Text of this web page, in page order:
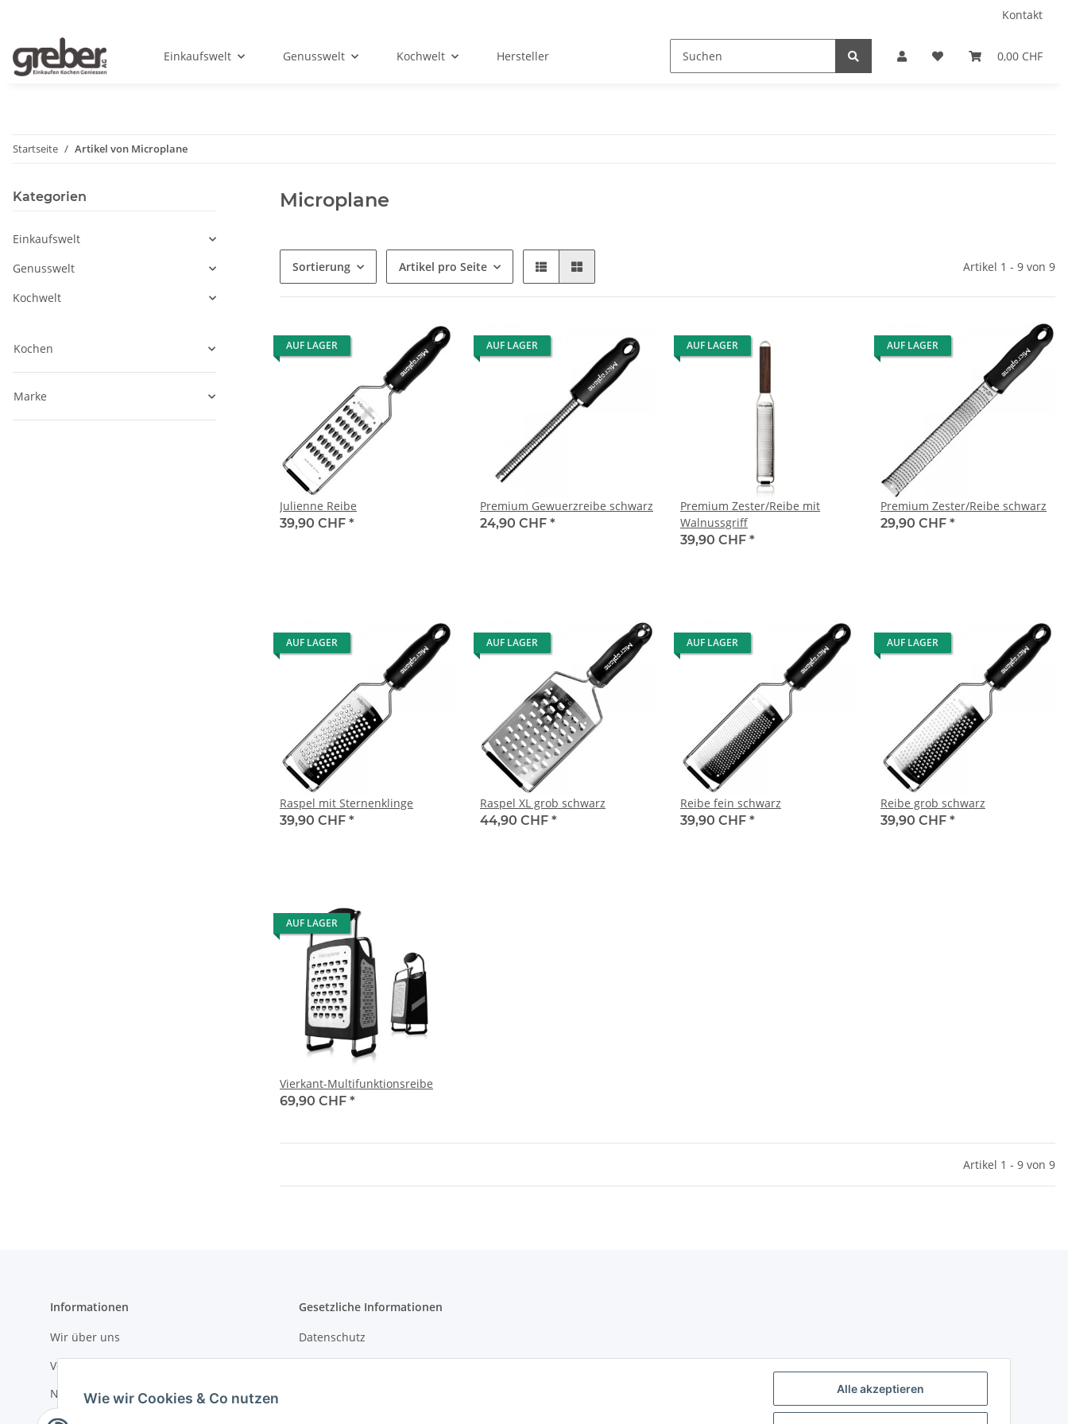
Kontakt
0,00 CHF
Einkaufswelt Genusswelt Kochwelt Hersteller
Startseite Artikel von Microplane
Microplane
Sortierung Artikel pro Seite Artikel 1 - 9 von 9
AUF LAGER
Julienne Reibe
39,90 CHF *
AUF LAGER
Premium Gewuerzreibe schwarz
24,90 CHF *
AUF LAGER
Premium Zester/Reibe mit
Walnussgriff
39,90 CHF *
AUF LAGER
Premium Zester/Reibe schwarz
29,90 CHF *
AUF LAGER
Raspel mit Sternenklinge
39,90 CHF *
AUF LAGER
Raspel XL grob schwarz
44,90 CHF *
AUF LAGER
Reibe fein schwarz
39,90 CHF *
AUF LAGER
Reibe grob schwarz
39,90 CHF *
AUF LAGER
Vierkant-Multifunktionsreibe
69,90 CHF *
Artikel 1 - 9 von 9
Kategorien
Einkaufswelt
Genusswelt
Kochwelt
Kochen
Marke
Informationen
Wir über uns
Versandinformationen
Newsletter
Gesetzliche Informationen
Datenschutz
Wie wir Cookies & Co nutzen
Alle akzeptieren